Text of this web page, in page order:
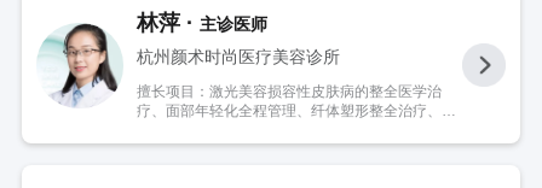
林萍 ·主诊医师
杭州颜术时尚医疗美容诊所
擅长项目：激光美容损容性皮肤病的整全医学治
疗、面部年轻化全程管理、纤体塑形整全治疗、面